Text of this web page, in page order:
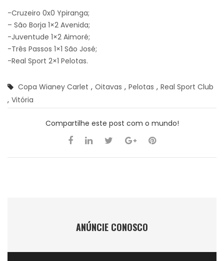
-Cruzeiro 0x0 Ypiranga;
– São Borja 1×2 Avenida;
-Juventude 1×2 Aimoré;
-Três Passos 1×1 São José;
-Real Sport 2×1 Pelotas.
Copa Wianey Carlet , Oitavas , Pelotas , Real Sport Club
, Vitória
Compartilhe este post com o mundo!
ANÚNCIE CONOSCO